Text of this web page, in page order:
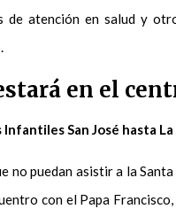
de atención en salud y
en el
Infantiles San José hasta
no puedan asistir a la
con el Papa